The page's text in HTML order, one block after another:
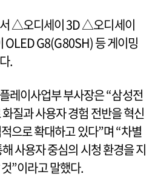
△오디세이 3D △오디세이
G8(G80SH) 등 게이밍
.
레이사업부 부사장은 “삼성전
질과 사용자 경험 전반을 혁신
으로 확대하고 있다”며 “차별
사용자 중심의 시청 환경을 지
”이라고 말했다.